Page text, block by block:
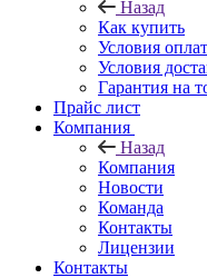
Назад
Как купить
Условия
Условия
Гарантия на
Прайс лист
Компания
Назад
Компания
Новости
Команда
Контакты
Лицензии
Контакты